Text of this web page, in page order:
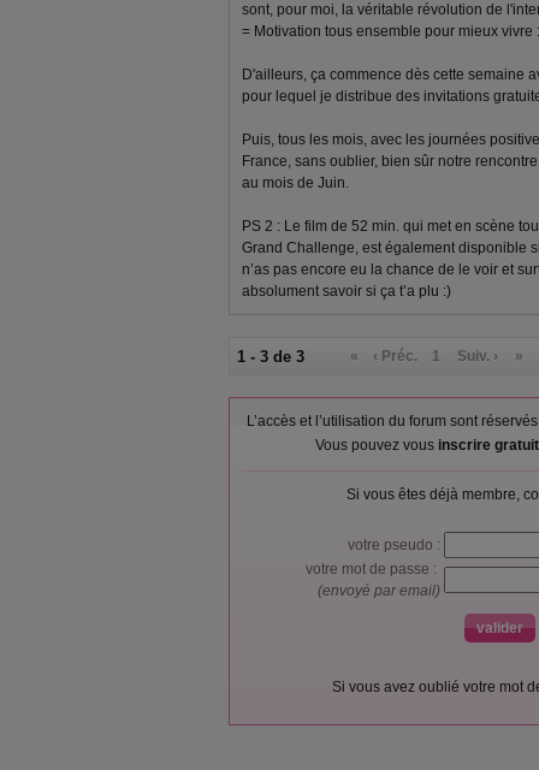
sont, pour moi, la véritable révolution de
= Motivation tous ensemble pour mieux vivre
D'ailleurs, ça commence dès cette semaine
pour lequel je distribue des invitations
Puis, tous les mois, avec les journées
France, sans oublier, bien sûr notre
au mois de Juin.
PS 2 : Le film de 52 min. qui met en scène
Grand Challenge, est également disponible
n’as pas encore eu la chance de le voir et
absolument savoir si ça t’a plu :)
1 - 3 de 3 « ‹ Préc. 1 Suiv. › »
L’accès et l’utilisation du forum sont
Vous pouvez vous inscrire
Si vous êtes déjà membre,
votre pseudo :
votre mot de passe :
(envoyé par email)
Si vous avez oublié votre mot